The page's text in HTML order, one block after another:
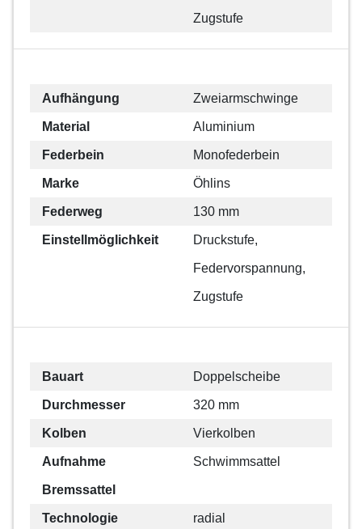
Zugstufe
Aufhängung Zweiarmschwinge
Material Aluminium
Federbein Monofederbein
Marke Öhlins
Federweg 130 mm
Einstellmöglichkeit Druckstufe,
Federvorspannung,
Zugstufe
Bauart Doppelscheibe
Durchmesser 320 mm
Kolben Vierkolben
Aufnahme
Bremssattel
Schwimmsattel
Technologie radial